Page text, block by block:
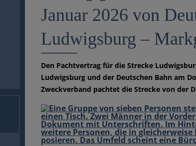
Januar 2026 von
Ludwigsburg –
Den Pachtvertrag für die Strecke
Ludwigsburg und der Deutschen Bahn am
Zweckverband pachtet die Strecke von der